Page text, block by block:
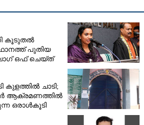
കൂടുതൽ
പുതിയ
ഒഫ് ചെയ്ത്
കുളത്തിൽ ചാടി;
ആക്രമണത്തിൽ
ഒരാൾകൂടി